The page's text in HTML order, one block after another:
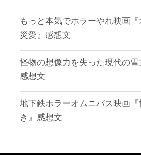
もっと本気でホラーやれ映画
災愛』感想文
怪物の想像力を失った現代の雪
感想文
地下鉄ホラーオムニバス映画
き』感想文